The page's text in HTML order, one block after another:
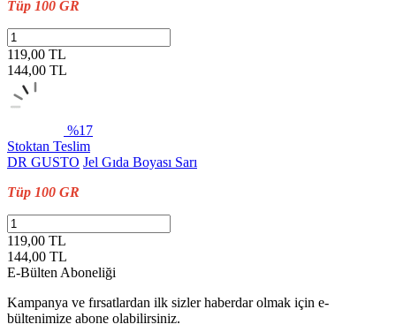
Tüp 100 GR
119,00 TL
144,00 TL
%17
Stoktan Teslim
DR GUSTO Jel Gıda Boyası Sarı
Tüp 100 GR
119,00 TL
144,00 TL
E-Bülten Aboneliği
Kampanya ve fırsatlardan ilk sizler haberdar olmak için e-
bültenimize abone olabilirsiniz.